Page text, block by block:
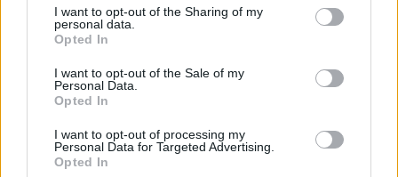
not limited to your visit or usage behaviour. You may click to
grant or deny consent to Google and its third-party tags to
use your data for below specified purposes in below Google
consent section.
I want to opt-out of the Sharing of my
personal data.
Opted In
I want to opt-out of the Sale of my
Personal Data.
Opted In
I want to opt-out of processing my
Personal Data for Targeted Advertising.
Opted In
KISZÁMOLOM!